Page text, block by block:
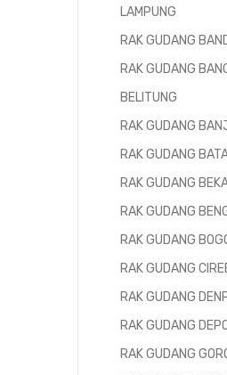
LAMPUNG
RAK GUDANG
RAK GUDANG
BELITUNG
RAK GUDANG
RAK GUDANG
RAK GUDANG
RAK GUDANG
RAK GUDANG
RAK GUDANG
RAK GUDANG
RAK GUDANG
RAK GUDANG